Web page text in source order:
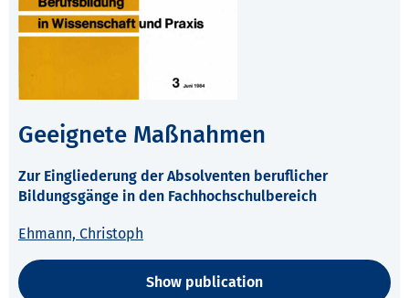
Geeignete Maßnahmen
Zur Eingliederung der Absolventen beruflicher
Bildungsgänge in den Fachhochschulbereich
Ehmann, Christoph
Show publication